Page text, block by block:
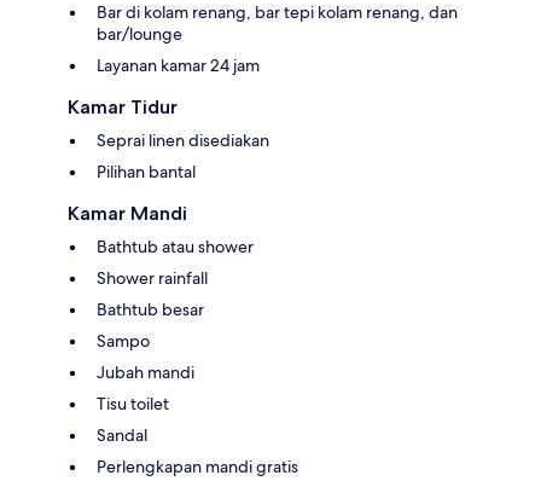
Bar di kolam renang, bar tepi kolam renang, dan
bar/lounge
Layanan kamar 24 jam
Kamar Tidur
Seprai linen disediakan
Pilihan bantal
Kamar Mandi
Bathtub atau shower
Shower rainfall
Bathtub besar
Sampo
Jubah mandi
Tisu toilet
Sandal
Perlengkapan mandi gratis